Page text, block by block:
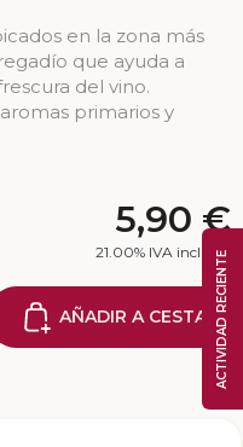
en la zona más
que ayuda a
del vino.
primarios y
5,90 €
21.00% IVA incluido
AÑADIR A CESTA ACTIVIDAD RECIENTE